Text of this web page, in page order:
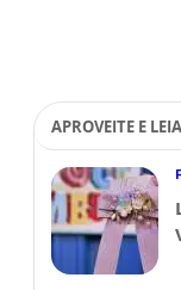
APROVEITE E